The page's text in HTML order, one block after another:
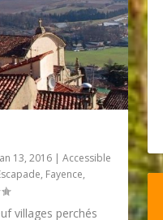
13, 2016| Accessible
, Fayence,
villages perchés